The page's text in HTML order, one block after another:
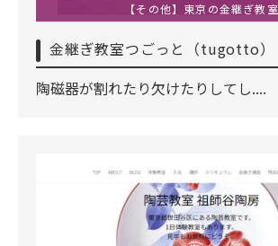
【その他】東京の金継ぎ教室
金継ぎ教室つごっと（tugotto）
陶磁器が割れたり欠けたりしてし....